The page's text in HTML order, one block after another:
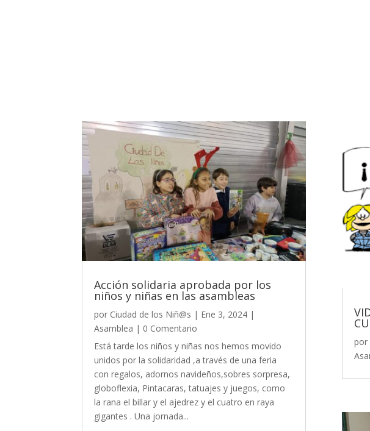
Acción solidaria aprobada por los
niños y niñas en las asambleas
por Ciudad de los Niñ@s | Ene 3, 2024 |
Asamblea | 0 Comentario
Está tarde los niños y niñas nos hemos movido
unidos por la solidaridad ,a través de una feria
con regalos, adornos navideños,sobres sorpresa,
globoflexia, Pintacaras, tatuajes y juegos, como
la rana el billar y el ajedrez y el cuatro en raya
gigantes . Una jornada...
por